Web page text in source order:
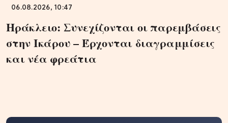
06.08.2026, 10:47
Ηράκλειο: Συνεχίζονται οι παρεμβάσεις
στην Ικάρου – Έρχονται διαγραμμίσεις
και νέα φρεάτια